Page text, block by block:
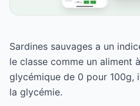
Sardines sauvages a un
le classe comme un aliment
glycémique de 0 pour 100g,
la glycémie.